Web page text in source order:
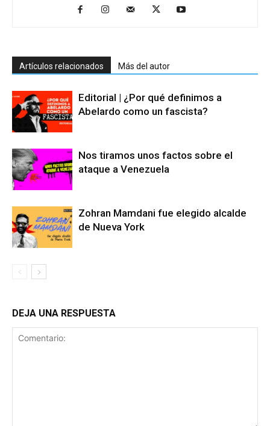
Artículos relacionados Más del autor
Editorial | ¿Por qué definimos a
Abelardo como un fascista?
Nos tiramos unos factos sobre el
ataque a Venezuela
Zohran Mamdani fue elegido alcalde
de Nueva York
DEJA UNA RESPUESTA